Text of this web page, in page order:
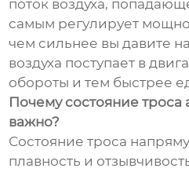
поток воздуха,
самым регулирует
чем сильнее вы давите
воздуха поступает в
обороты и тем быстрее
Почему состояние троса
важно?
Состояние троса
плавность и